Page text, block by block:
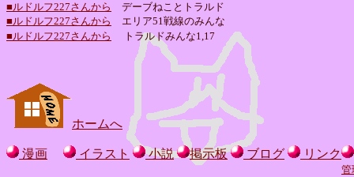
■ルドルフ227さんから
デーブねことトラルド
■ルドルフ227さんから
エリア51戦線のみんな
■ルドルフ227さんから
トラルドみんな1,17
ホームへ
漫画 イラスト 小説 掲示板 ブログ リンク
管